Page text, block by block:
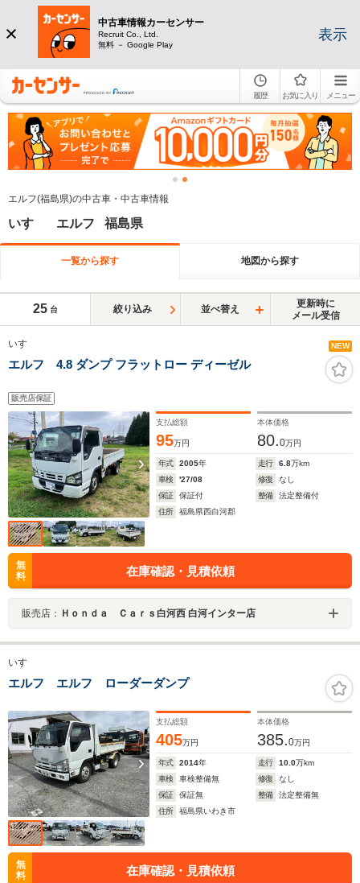
中古車情報カーセンサー
Recruit Co., Ltd.
無料 － Google Play
表示
履歴 お気に入り メニュー
エルフ(福島県)の中古車・中古車情報
いすゞ エルフ 福島県
一覧から探す 地図から探す
25 台 絞り込み 並べ替え
更新時に
メール受信
いすゞ NEW
エルフ 4.8 ダンプ フラットロー ディーゼル
販売店保証
支払総額
95万円
本体価格
80.0万円
年式 2005年 走行 6.8万km
車検
'27/08 修復
なし
保証
保証付 整備
法定整備付
住所
福島県西白河郡
無
料
在庫確認・見積依頼
販売店： Ｈｏｎｄａ Ｃａｒｓ白河西 白河インター店
いすゞ
エルフ エルフ ローダーダンプ
支払総額
405万円
本体価格
385.0万円
年式 2014年 走行 10.0万km
車検
車検整備無 修復
なし
保証
保証無 整備
法定整備無
住所
福島県いわき市
無
料
在庫確認・見積依頼